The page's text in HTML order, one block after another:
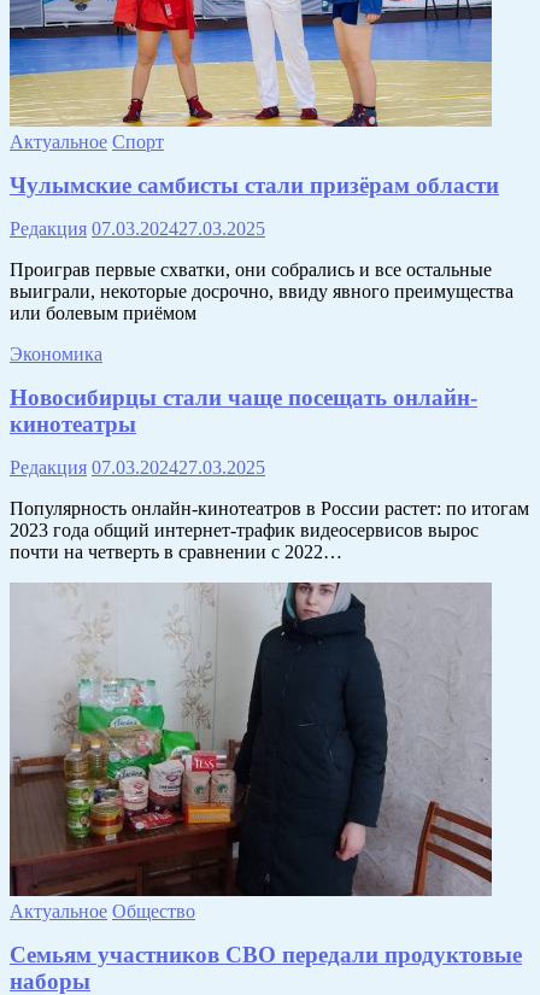
Актуальное Спорт
Чулымские самбисты стали призёрам области
Редакция 07.03.202427.03.2025
Проиграв первые схватки, они собрались и все остальные
выиграли, некоторые досрочно, ввиду явного преимущества
или болевым приёмом
Экономика
Новосибирцы стали чаще посещать онлайн-
кинотеатры
Редакция 07.03.202427.03.2025
Популярность онлайн-кинотеатров в России растет: по итогам
2023 года общий интернет-трафик видеосервисов вырос
почти на четверть в сравнении с 2022…
Актуальное Общество
Семьям участников СВО передали продуктовые
наборы